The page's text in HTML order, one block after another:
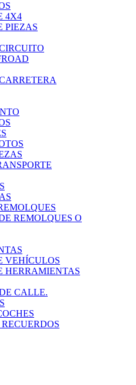
4X4
PIEZAS
REMOLQUES O
VEHÍCULOS
HERRAMIENTAS
CALLE.